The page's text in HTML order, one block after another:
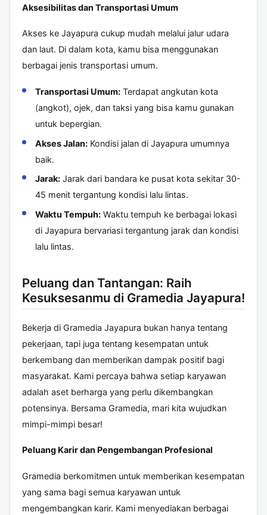
Aksesibilitas dan Transportasi Umum
Akses ke Jayapura cukup mudah melalui jalur udara
dan laut. Di dalam kota, kamu bisa menggunakan
berbagai jenis transportasi umum.
Transportasi Umum:Terdapat angkutan kota
(angkot), ojek, dan taksi yang bisa kamu gunakan
untuk bepergian.
Akses Jalan:Kondisi jalan di Jayapura umumnya
baik.
Jarak:Jarak dari bandara ke pusat kota sekitar 30-
45 menit tergantung kondisi lalu lintas.
Waktu Tempuh:Waktu tempuh ke berbagai lokasi
di Jayapura bervariasi tergantung jarak dan kondisi
lalu lintas.
Peluang dan Tantangan: Raih
Kesuksesanmu di Gramedia Jayapura!
Bekerja di Gramedia Jayapura bukan hanya tentang
pekerjaan, tapi juga tentang kesempatan untuk
berkembang dan memberikan dampak positif bagi
masyarakat. Kami percaya bahwa setiap karyawan
adalah aset berharga yang perlu dikembangkan
potensinya. Bersama Gramedia, mari kita wujudkan
mimpi-mimpi besar!
Peluang Karir dan Pengembangan Profesional
Gramedia berkomitmen untuk memberikan kesempatan
yang sama bagi semua karyawan untuk
mengembangkan karir. Kami menyediakan berbagai